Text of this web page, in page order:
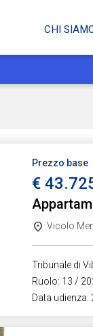
CHI
Prezzo base
€
Vicolo
Tribunale di
Ruolo: 13 /
Data